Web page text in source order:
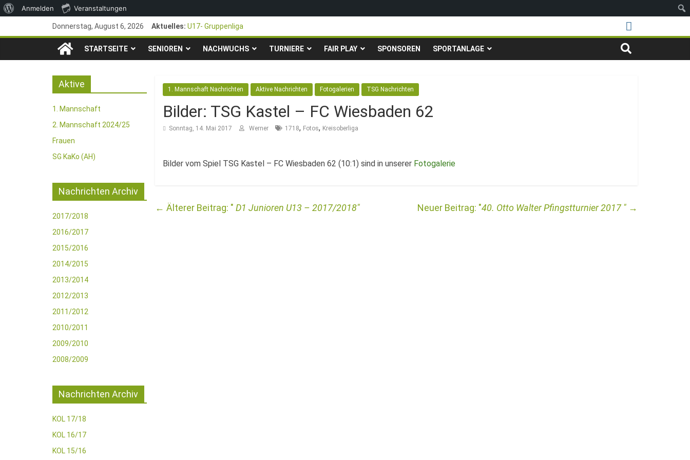
Über
Anmelden Veranstaltungen
Inhalt
Donnerstag, August 6, 2026 Aktuelles: U17- Gruppenliga
*U17-Junioren steigen in die Gruppenliga auf*
47. Otto Walter Pfingstturnier der TSG Kastel
1. Mai – Charity-Fußballturnier für Hobbymannschaften
TSG
1846
e.V.
Mainz-
Kastel
Fussballabteilung
STARTSEITE SENIOREN NACHWUCHS TURNIERE FAIR PLAY SPONSOREN SPORTANLAGE
1. Mannschaft Nachrichten Aktive Nachrichten Fotogalerien TSG Nachrichten
Bilder: TSG Kastel – FC Wiesbaden 62
Sonntag, 14. Mai 2017 Werner 1718, Fotos, Kreisoberliga
Bilder vom Spiel TSG Kastel – FC Wiesbaden 62 (10:1) sind in unserer Fotogalerie
← D1 Junioren U13 – 2017/2018 40. Otto Walter Pfingstturnier 2017 →
Aktive
1. Mannschaft
2. Mannschaft 2024/25
Frauen
SG KaKo (AH)
Nachrichten Archiv
2017/2018
2016/2017
2015/2016
2014/2015
2013/2014
2012/2013
2011/2012
2010/2011
2009/2010
2008/2009
Nachrichten Archiv
KOL 17/18
KOL 16/17
KOL 15/16